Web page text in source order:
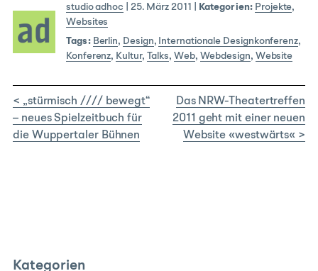
studio adhoc 25. März 2011 Kategorien: Projekte,
Websites
Tags: Berlin, Design, Internationale Designkonferenz,
Konferenz, Kultur, Talks, Web, Webdesign, Website
< „stürmisch //// bewegt“
– neues Spielzeitbuch für
die Wuppertaler Bühnen
Das NRW-Theatertreffen
2011 geht mit einer neuen
Website «westwärts« >
Kategorien